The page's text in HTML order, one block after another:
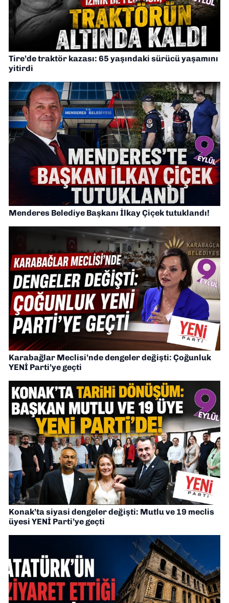
Tire’de traktör kazası: 65 yaşındaki sürücü yaşamını
yitirdi
Menderes Belediye Başkanı İlkay Çiçek tutuklandı!
Karabağlar Meclisi’nde dengeler değişti: Çoğunluk
YENİ Parti’ye geçti
Konak’ta siyasi dengeler değişti: Mutlu ve 19 meclis
üyesi YENİ Parti’ye geçti